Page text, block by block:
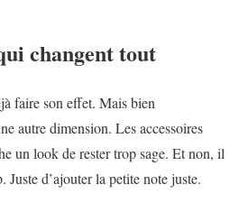
changent tout
faire son effet. Mais bien
autre dimension. Les accessoires
un look de rester trop sage. Et non, il
Juste d’ajouter la petite note juste.